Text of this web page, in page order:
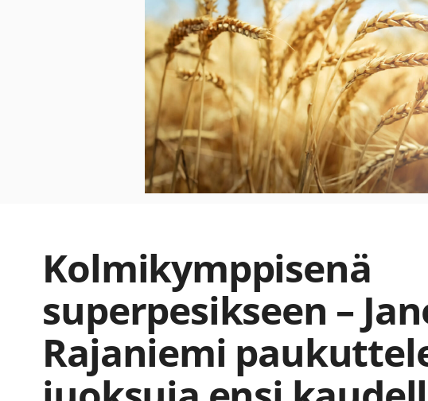
Kolmikymppisenä
superpesikseen –
Rajaniemi